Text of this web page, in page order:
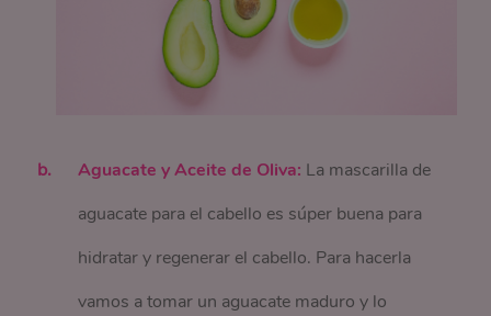
Aguacate y Aceite de Oliva: La mascarilla de
aguacate para el cabello es súper buena para
hidratar y regenerar el cabello. Para hacerla
vamos a tomar un aguacate maduro y lo